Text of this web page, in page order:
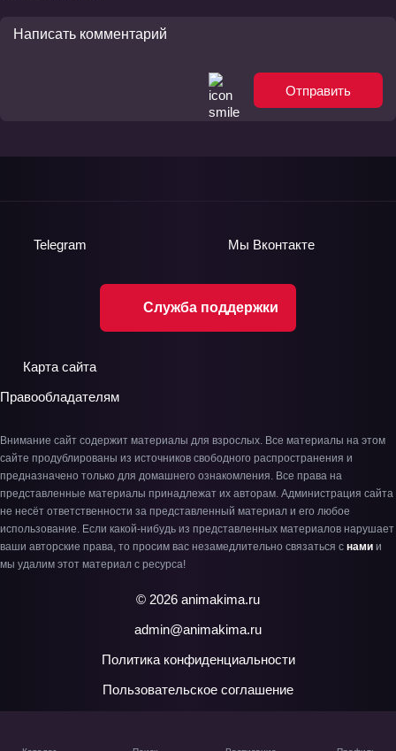
Отправить
Служба поддержки
Telegram Мы Вконтакте
Карта сайта
Правообладателям
Внимание сайт содержит материалы для взрослых. Все материалы на этом
сайте продублированы из источников свободного распространения и
предназначено только для домашнего ознакомления. Все права на
представленные материалы принадлежат их авторам. Администрация сайта
не несёт ответственности за представленный материал и его любое
использование. Если какой-нибудь из представленных материалов нарушает
ваши авторские права, то просим вас незамедлительно связаться с нами и
мы удалим этот материал с ресурса!
© 2026 animakima.ru
admin@animakima.ru
Политика конфиденциальности
Пользовательское соглашение